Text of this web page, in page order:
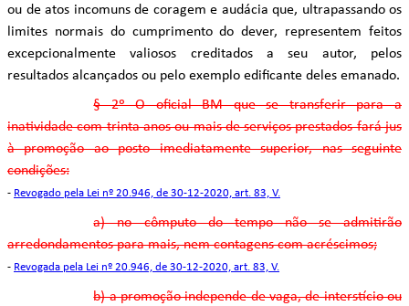
ou de atos incomuns de coragem e audácia que, ultrapassando os
limites normais do cumprimento do dever, representem feitos
excepcionalmente valiosos creditados a seu autor, pelos
resultados alcançados ou pelo exemplo edificante deles emanado.
§ 2º O oficial BM que se transferir para a
inatividade com trinta anos ou mais de serviços prestados fará jus
à promoção ao posto imediatamente superior, nas seguinte
condições:
- Revogado pela Lei nº 20.946, de 30-12-2020, art. 83, V.
a) no cômputo do tempo não se admitirão
arredondamentos para mais, nem contagens com acréscimos;
- Revogada pela Lei nº 20.946, de 30-12-2020, art. 83, V.
b) a promoção independe de vaga, de interstício ou